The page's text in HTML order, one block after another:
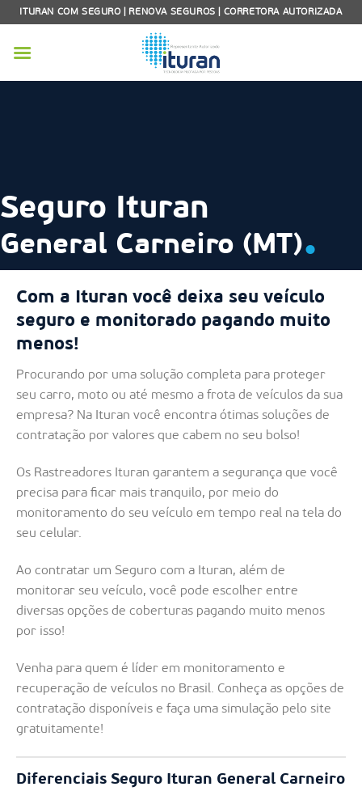
Skip
content
ITURAN COM SEGURO | RENOVA SEGUROS | CORRETORA AUTORIZADA
Seguro Ituran
General Carneiro (MT).
Com a Ituran você deixa seu veículo
seguro e monitorado pagando muito
menos!
Procurando por uma solução completa para proteger
seu carro, moto ou até mesmo a frota de veículos da sua
empresa? Na Ituran você encontra ótimas soluções de
contratação por valores que cabem no seu bolso!
Os Rastreadores Ituran garantem a segurança que você
precisa para ficar mais tranquilo, por meio do
monitoramento do seu veículo em tempo real na tela do
seu celular.
Ao contratar um Seguro com a Ituran, além de
monitorar seu veículo, você pode escolher entre
diversas opções de coberturas pagando muito menos
por isso!
Venha para quem é líder em monitoramento e
recuperação de veículos no Brasil. Conheça as opções de
contratação disponíveis e faça uma simulação pelo site
gratuitamente!
Diferenciais Seguro Ituran General Carneiro